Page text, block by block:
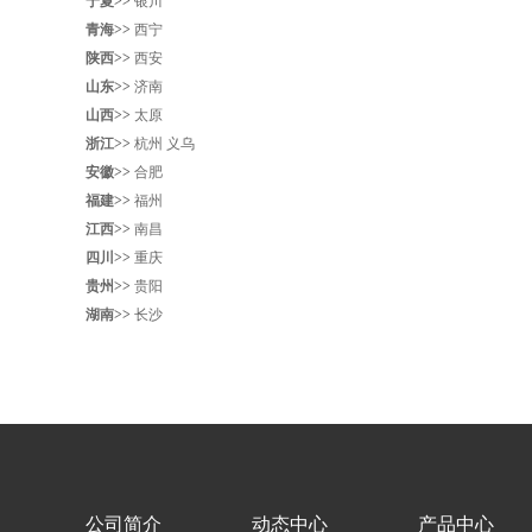
青海>> 西宁
陕西>> 西安
山东>> 济南
山西>> 太原
浙江>> 杭州 义乌
安徽>> 合肥
福建>> 福州
江西>> 南昌
四川>> 重庆
贵州>> 贵阳
湖南>> 长沙
公司简介 动态中心 产品中心